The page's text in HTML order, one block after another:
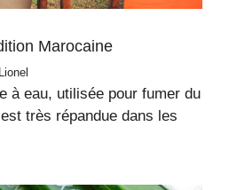
Marocaine
à eau, utilisée pour fumer du
très répandue dans les